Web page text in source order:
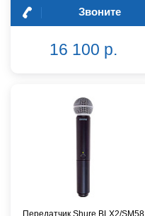
Звоните
16 100 р.
Передатчик Shure BLX2/SM58